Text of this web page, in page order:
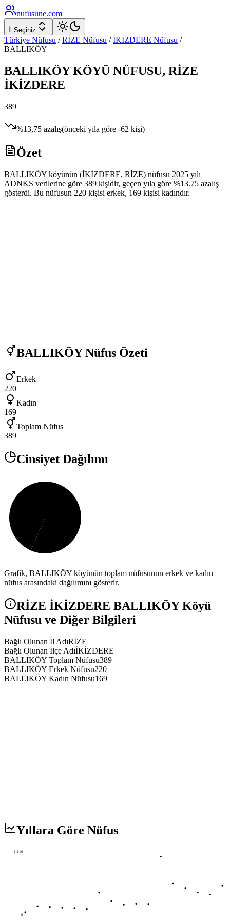
nufusune.com
İl Seçiniz
Türkiye Nüfusu / RİZE Nüfusu / İKİZDERE Nüfusu /
BALLIKÖY
BALLIKÖYKÖYÜ NÜFUSU, RİZE
İKİZDERE
389
%13,75 azalış(önceki yıla göre -62 kişi)
Özet
BALLIKÖY köyünün (İKİZDERE, RİZE) nüfusu 2025 yılı
ADNKS verilerine göre 389 kişidir, geçen yıla göre %13.75 azalış
gösterdi. Bu nüfusun 220 kişisi erkek, 169 kişisi kadındır.
BALLIKÖYNüfus Özeti
Erkek
220
Kadın
169
Toplam Nüfus
389
Cinsiyet Dağılımı
Grafik, BALLIKÖY köyünün toplam nüfusunun erkek ve kadın
nüfus arasındaki dağılımını gösterir.
RİZE İKİZDERE BALLIKÖYKöyü
Nüfusu ve Diğer Bilgileri
Bağlı Olunan İl AdıRİZE
Bağlı Olunan İlçe AdıİKİZDERE
BALLIKÖY Toplam Nüfusu389
BALLIKÖY Erkek Nüfusu220
BALLIKÖY Kadın Nüfusu169
Yıllara Göre Nüfus
1.110
0